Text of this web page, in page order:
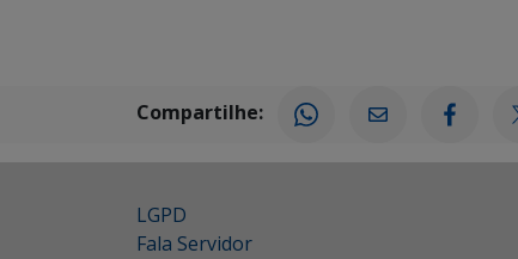
Compartilhe:
LGPD
Fala Servidor